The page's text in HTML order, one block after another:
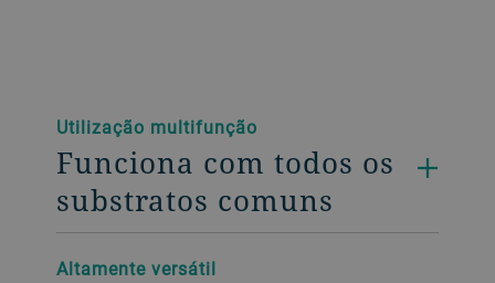
Utilização multifunção
Funciona com todos os
substratos comuns
Altamente versátil